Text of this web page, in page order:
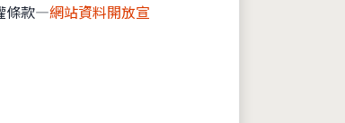
條款—網站資料開放宣